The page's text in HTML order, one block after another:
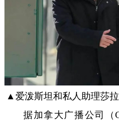
▲爱泼斯坦和私人助理莎
据加拿大广播公司（